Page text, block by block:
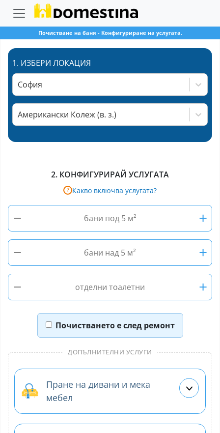
Почистване на баня - Конфигуриране на услугата.
1. ИЗБЕРИ ЛОКАЦИЯ
София
Американски Колеж (в. з.)
2. КОНФИГУРИРАЙ УСЛУГАТА
? Какво включва услугата?
− бани под 5 м²
+
−
бани над 5 м²
+
−
отделни тоалетни +
Почистването е след ремонт
ДОПЪЛНИТЕЛНИ УСЛУГИ
Пране на дивани и мека
мебел